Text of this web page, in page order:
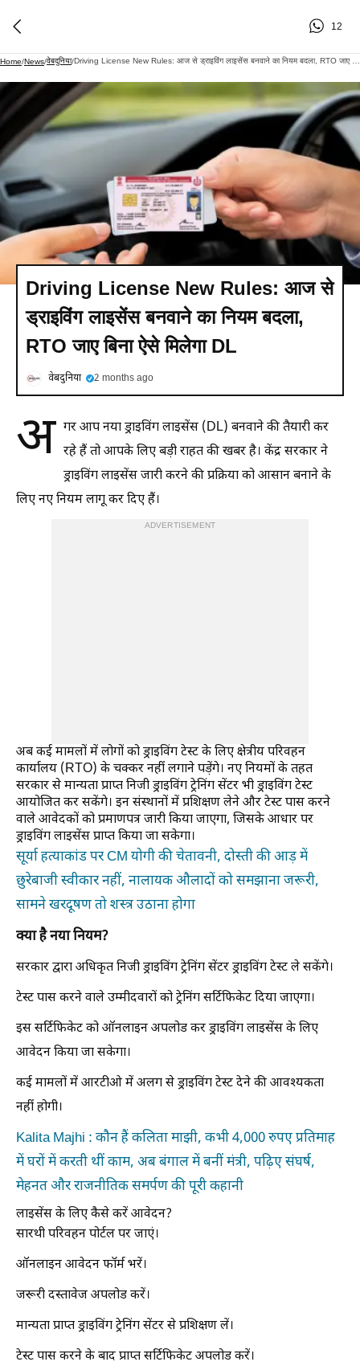
12
Home/News/वेबदुनिया/
Driving License New Rules: आज से
ड्राइविंग लाइसेंस बनवाने का नियम बदला,
RTO जाए बिना ऐसे मिलेगा DL
वेबदुनिया 2 months ago
अ गर आप नया ड्राइविंग लाइसेंस (DL) बनवाने की तैयारी कर
रहे हैं तो आपके लिए बड़ी राहत की खबर है। केंद्र सरकार ने
ड्राइविंग लाइसेंस जारी करने की प्रक्रिया को आसान बनाने के
लिए नए नियम लागू कर दिए हैं।
ADVERTISEMENT
अब कई मामलों में लोगों को ड्राइविंग टेस्ट के लिए क्षेत्रीय परिवहन
कार्यालय (RTO) के चक्कर नहीं लगाने पड़ेंगे। नए नियमों के तहत
सरकार से मान्यता प्राप्त निजी ड्राइविंग ट्रेनिंग सेंटर भी ड्राइविंग टेस्ट
आयोजित कर सकेंगे। इन संस्थानों में प्रशिक्षण लेने और टेस्ट पास करने
वाले आवेदकों को प्रमाणपत्र जारी किया जाएगा, जिसके आधार पर
ड्राइविंग लाइसेंस प्राप्त किया जा सकेगा।
सूर्या हत्याकांड पर CM योगी की चेतावनी, दोस्ती की आड़ में
छुरेबाजी स्वीकार नहीं, नालायक औलादों को समझाना जरूरी,
सामने खरदूषण तो शस्त्र उठाना होगा
क्या है नया नियम?
सरकार द्वारा अधिकृत निजी ड्राइविंग ट्रेनिंग सेंटर ड्राइविंग टेस्ट ले सकेंगे।
टेस्ट पास करने वाले उम्मीदवारों को ट्रेनिंग सर्टिफिकेट दिया जाएगा।
इस सर्टिफिकेट को ऑनलाइन अपलोड कर ड्राइविंग लाइसेंस के लिए
आवेदन किया जा सकेगा।
कई मामलों में आरटीओ में अलग से ड्राइविंग टेस्ट देने की आवश्यकता
नहीं होगी।
Kalita Majhi : कौन हैं कलिता माझी, कभी 4,000 रुपए प्रतिमाह
में घरों में करती थीं काम, अब बंगाल में बनीं मंत्री, पढ़िए संघर्ष,
मेहनत और राजनीतिक समर्पण की पूरी कहानी
लाइसेंस के लिए कैसे करें आवेदन?
सारथी परिवहन पोर्टल पर जाएं।
ऑनलाइन आवेदन फॉर्म भरें।
जरूरी दस्तावेज अपलोड करें।
मान्यता प्राप्त ड्राइविंग ट्रेनिंग सेंटर से प्रशिक्षण लें।
टेस्ट पास करने के बाद प्राप्त सर्टिफिकेट अपलोड करें।